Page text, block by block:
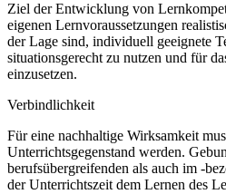
Ziel der Entwicklung von
eigenen Lernvoraussetzungen
der Lage sind, individuell geeignete
situationsgerecht zu nutzen und für
einzusetzen.
Verbindlichkeit
Für eine nachhaltige Wirksamkeit
Unterrichtsgegenstand werden.
berufsübergreifenden als auch im -
der Unterrichtszeit dem Lernen des